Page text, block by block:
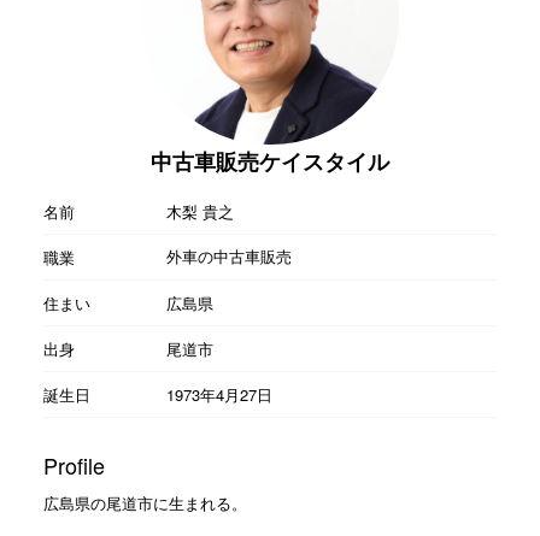
中古車販売ケイスタイル
名前
木梨 貴之
職業
外車の中古車販売
住まい
広島県
出身
尾道市
誕生日
1973年4月27日
Profile
広島県の尾道市に生まれる。